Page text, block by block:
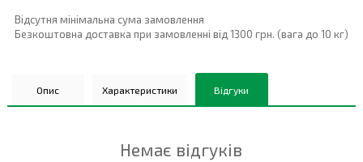
Відсутня мінімальна сума замовлення
Безкоштовна доставка при замовленні від 1300 грн. (вага до 10 кг)
Опис Характеристики Відгуки
Немає відгуків